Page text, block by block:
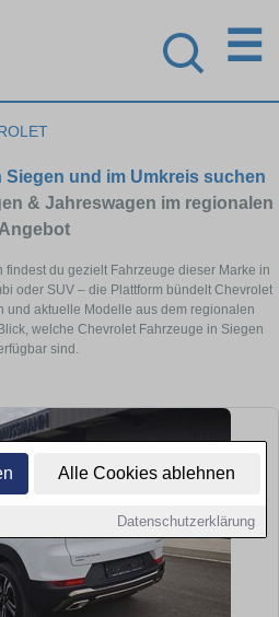
Alle Cookies ablehnen
Datenschutzerklärung
☰
und im Umkreis suchen
& Jahreswagen im regionalen
Angebot
du gezielt Fahrzeuge dieser Marke in
oder SUV – die Plattform bündelt Chevrolet
und aktuelle Modelle aus dem regionalen
welche Chevrolet Fahrzeuge in Siegen
sind.